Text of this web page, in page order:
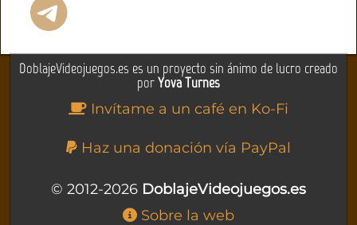
DoblajeVideojuegos.es es un proyecto sin ánimo de lucro creado
porYova Turnes
Invítame a un café en Ko-Fi
Haz una donación vía PayPal
© 2012-2026 DoblajeVideojuegos.es
Sobre la web